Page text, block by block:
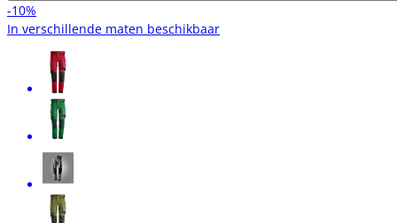
-10%
In verschillende maten beschikbaar